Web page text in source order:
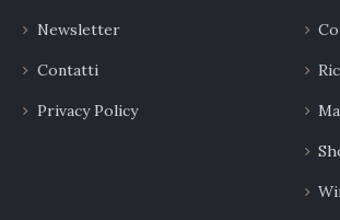
Newsletter
Contatti
Privacy Policy